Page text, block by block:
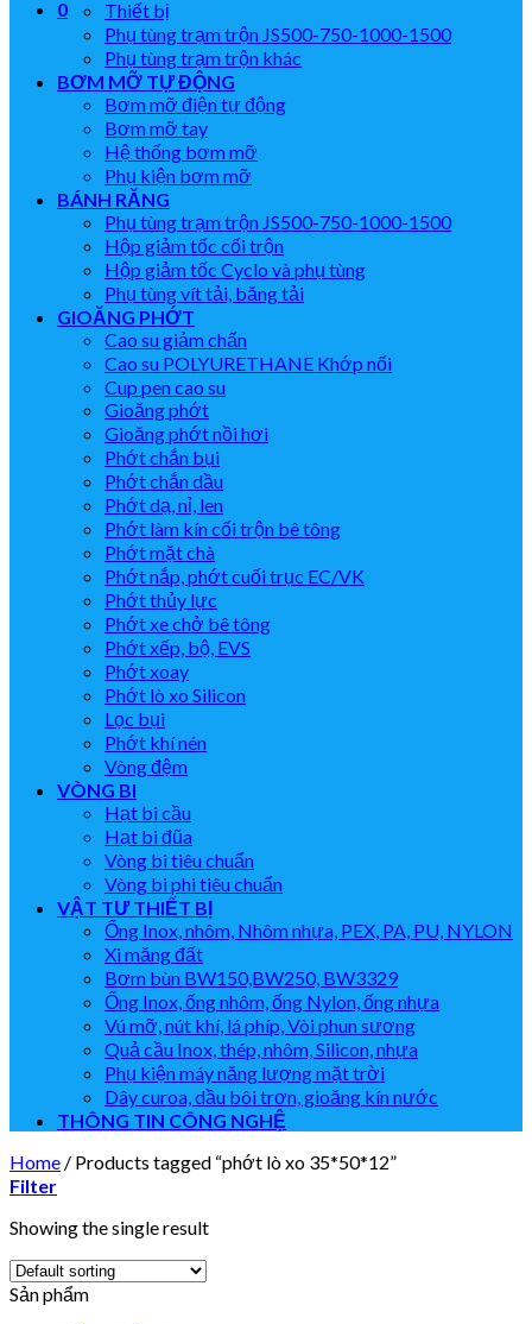
0
Thiết bị
Phụ tùng trạm trộn JS500-750-1000-1500
Phụ tùng trạm trộn khác
BƠM MỠ TỰ ĐỘNG
Bơm mỡ điện tự động
Bơm mỡ tay
Hệ thống bơm mỡ
Phụ kiện bơm mỡ
BÁNH RĂNG
Phụ tùng trạm trộn JS500-750-1000-1500
Hộp giảm tốc cối trộn
Hộp giảm tốc Cyclo và phụ tùng
Phụ tùng vít tải, băng tải
GIOĂNG PHỚT
Cao su giảm chấn
Cao su POLYURETHANE Khớp nối
Cup pen cao su
Gioăng phớt
Gioăng phớt nồi hơi
Phớt chắn bụi
Phớt chắn dầu
Phớt dạ, nỉ, len
Phớt làm kín cối trộn bê tông
Phớt mặt chà
Phớt nắp, phớt cuối trục EC/VK
Phớt thủy lực
Phớt xe chở bê tông
Phớt xếp, bộ, EVS
Phớt xoay
Phớt lò xo Silicon
Lọc bụi
Phớt khí nén
Vòng đệm
VÒNG BI
Hạt bi cầu
Hạt bi đũa
Vòng bi tiêu chuẩn
Vòng bi phi tiêu chuẩn
VẬT TƯ THIẾT BỊ
Ống Inox, nhôm, Nhôm nhựa, PEX, PA, PU, NYLON
Xi măng đất
Bơm bùn BW150,BW250, BW3329
Ống Inox, ống nhôm, ống Nylon, ống nhựa
Vú mỡ, nút khí, lá phíp, Vòi phun sương
Quả cầu Inox, thép, nhôm, Silicon, nhựa
Phụ kiện máy năng lượng mặt trời
Dây curoa, dầu bôi trơn, gioăng kín nước
THÔNG TIN CÔNG NGHỆ
Home / Products tagged “phớt lò xo 35*50*12”
Filter
Showing the single result
Sản phẩm